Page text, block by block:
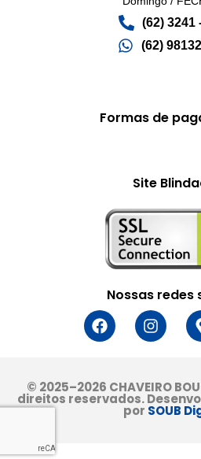
(62) 3241
(62)
Formas de
Site
Nossas redes
© 2025–2026 CHAVEIRO
direitos reservados.
por SOUB